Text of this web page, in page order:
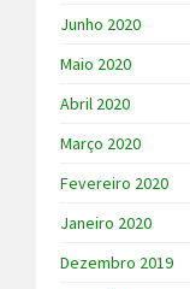
Junho 2020
Maio 2020
Abril 2020
Março 2020
Fevereiro 2020
Janeiro 2020
Dezembro 2019